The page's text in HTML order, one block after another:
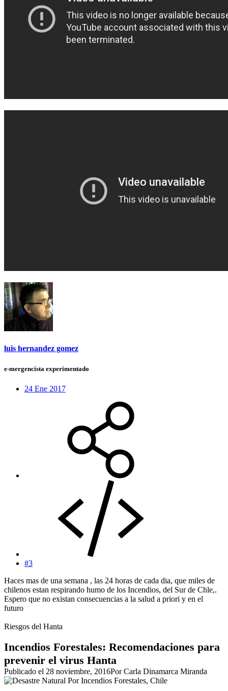
luis hernandez gomez
e-mergencista experimentado
24 Ene 2017
#3
Haces mas de una semana , las 24 horas de cada dia, que miles de
chilenos estan respirando humo de los Incendios, del Sur de Chle,.
Espero que no existan consecuencias a la salud a priori y en el
futuro
Riesgos del Hanta
Incendios Forestales: Recomendaciones para
prevenir el virus Hanta
Publicado el 28 noviembre, 2016Por Carla Dinamarca Miranda